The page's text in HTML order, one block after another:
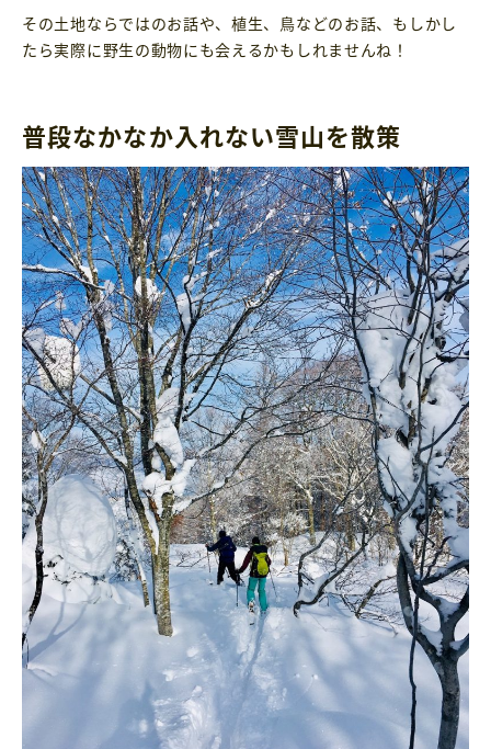
その土地ならではのお話や、植生、鳥などのお話、もしかし
たら実際に野生の動物にも会えるかもしれませんね！
普段なかなか入れない雪山を散策